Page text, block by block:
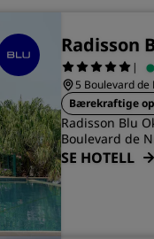
Radisson
|
5 Boulevard de
Bærekraftige
Radisson Blu
Boulevard de
SE HOTELL